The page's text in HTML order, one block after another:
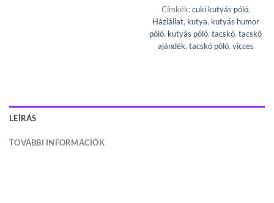
Címkék:cuki kutyás póló,
Háziállat, kutya, kutyás humor
póló, kutyás póló, tacskó, tacskó
ajándék, tacskó póló, vicces
LEÍRÁS
TOVÁBBI INFORMÁCIÓK